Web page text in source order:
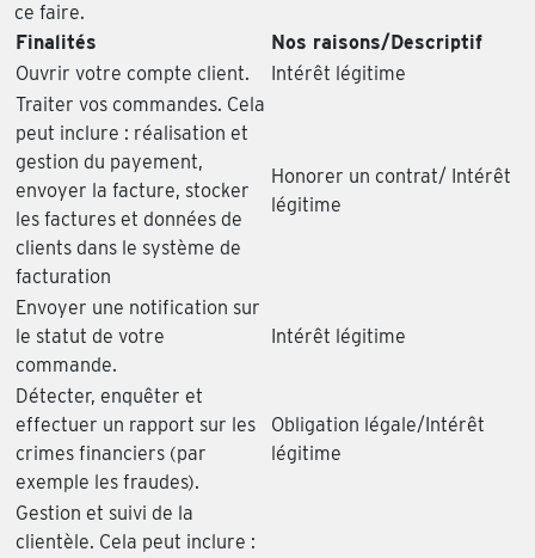
ce faire.
Finalités
Nos raisons/Descriptif
Ouvrir votre compte client.
Intérêt légitime
Traiter vos commandes. Cela
peut inclure : réalisation et
gestion du payement,
envoyer la facture, stocker
les factures et données de
clients dans le système de
facturation
Honorer un contrat/ Intérêt
légitime
Envoyer une notification sur
le statut de votre
commande.
Intérêt légitime
Détecter, enquêter et
effectuer un rapport sur les
crimes financiers (par
exemple les fraudes).
Obligation légale/Intérêt
légitime
Gestion et suivi de la
clientèle. Cela peut inclure :